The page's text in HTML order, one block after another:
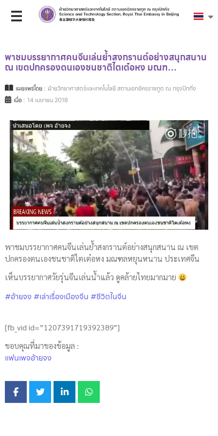
พาชมบรรยากาศคนจีนเล่นย้ำสงกรานต์อย่างสนุกสนาน
ณ เขตปกครองตนเองชนชาติไตเต๋อหง มณฑ…
เผยแพร่โดย : ฝ่ายวิทยาศาสตร์และเทคโนโลยี สถานเอกอัครราชทูต ณ กรุงปักกิ่ง
เมื่อ : 14 เมษายน 2018
พาชมบรรยากาศคนจีนเล่นย้ำสงกรานต์อย่างสนุกสนาน ณ เขต
ปกครองตนเองชนชาติไตเต๋อหง มณฑลหยุนหนาน ประเทศจีน
เห็นบรรยากาศวัยรุ่นจีนเล่นน้ำแล้ว ดูคล้ายไทยมากมาย
#อ้ายจง #เล่าเรื่องเมืองจีน #ชีวิตในจีน
[fb_vid id=”1207391719392389″]
ขอบคุณที่มาของข้อมูล :
แฟนเพจอ้ายจง